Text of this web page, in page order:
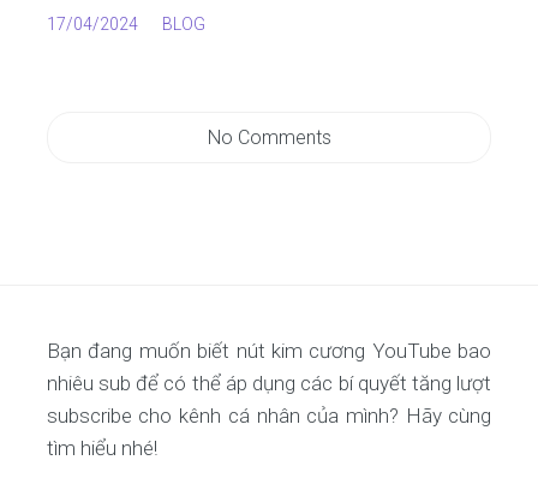
17/04/2024 BLOG
No Comments
Bạn đang muốn biết nút kim cương YouTube bao
nhiêu sub để có thể áp dụng các bí quyết tăng lượt
subscribe cho kênh cá nhân của mình? Hãy cùng
tìm hiểu nhé!